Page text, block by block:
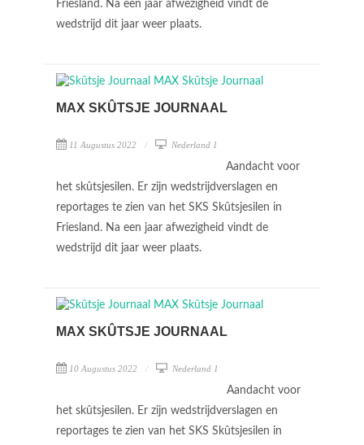
Friesland. Na een jaar afwezigheid vindt de
wedstrijd dit jaar weer plaats.
MAX SKÛTSJE JOURNAAL
11 Augustus 2022 Nederland 1
Aandacht voor
het skûtsjesilen. Er zijn wedstrijdverslagen en
reportages te zien van het SKS Skûtsjesilen in
Friesland. Na een jaar afwezigheid vindt de
wedstrijd dit jaar weer plaats.
MAX SKÛTSJE JOURNAAL
10 Augustus 2022 Nederland 1
Aandacht voor
het skûtsjesilen. Er zijn wedstrijdverslagen en
reportages te zien van het SKS Skûtsjesilen in